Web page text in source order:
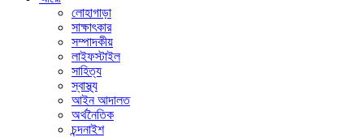
লোহাগাড়া
সাক্ষাৎকার
সম্পাদকীয়
লাইফস্টাইল
সাহিত্য
স্বাস্থ্য
আইন আদালত
অর্থনৈতিক
চন্দনাইশ